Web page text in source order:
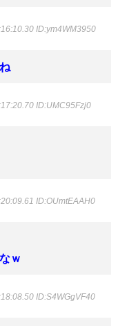
ID:ym4WM3950
ID:UMC95Fzj0
ID:OUmtEAAH0
ｗ
ID:S4WGgVF40